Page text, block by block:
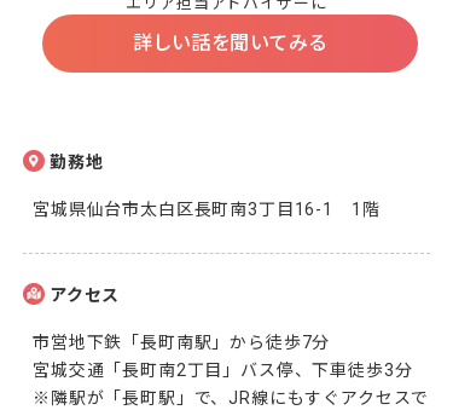
詳しい話を聞いてみる
勤務地
宮城県仙台市太白区長町南3丁目16-1　1階
アクセス
市営地下鉄「長町南駅」から徒歩7分
宮城交通「長町南2丁目」バス停、下車徒歩3分
※隣駅が「長町駅」で、JR線にもすぐアクセスで